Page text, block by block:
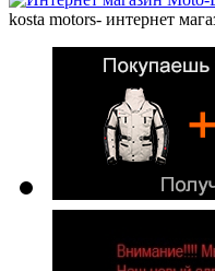
kosta motors- интернет